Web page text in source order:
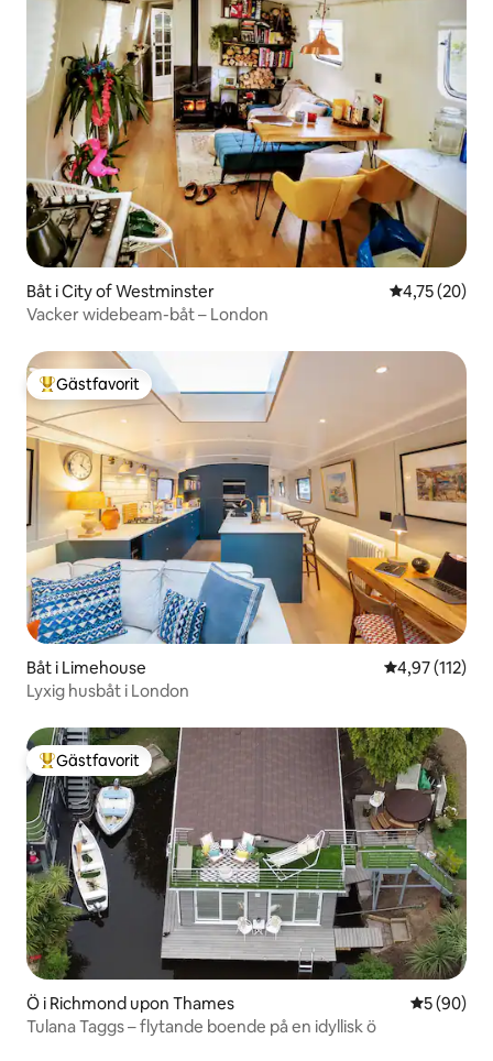
Båt i City of Westminster 4,75 av 5 i
4,75 (20)
Vacker widebeam-båt – London
Populär gästfavorit
Gästfavorit
Båt i Limehouse 4,97 av 5 i
4,97 (112)
Lyxig husbåt i London
Populär gästfavorit
Gästfavorit
Ö i Richmond upon Thames 5 av 5 i
5 (90)
Tulana Taggs – flytande boende på en idyllisk ö